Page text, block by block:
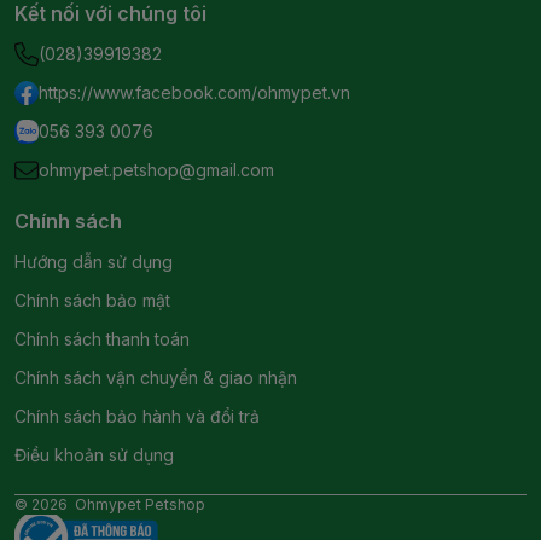
Kết nối với chúng tôi
(028)39919382
https://www.facebook.com/ohmypet.vn
056 393 0076
ohmypet.petshop@gmail.com
Chính sách
Hướng dẫn sử dụng
Chính sách bảo mật
Chính sách thanh toán
Chính sách vận chuyển & giao nhận
Chính sách bảo hành và đổi trả
Điều khoản sử dụng
© 2026 Ohmypet Petshop